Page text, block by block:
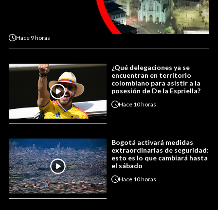
Hace 9 horas
¿Qué delegaciones ya se
encuentran en territorio
colombiano para asistir a la
posesión de De la Espriella?
Hace 10 horas
Bogotá activará medidas
extraordinarias de seguridad:
esto es lo que cambiará hasta
el sábado
Hace 10 horas